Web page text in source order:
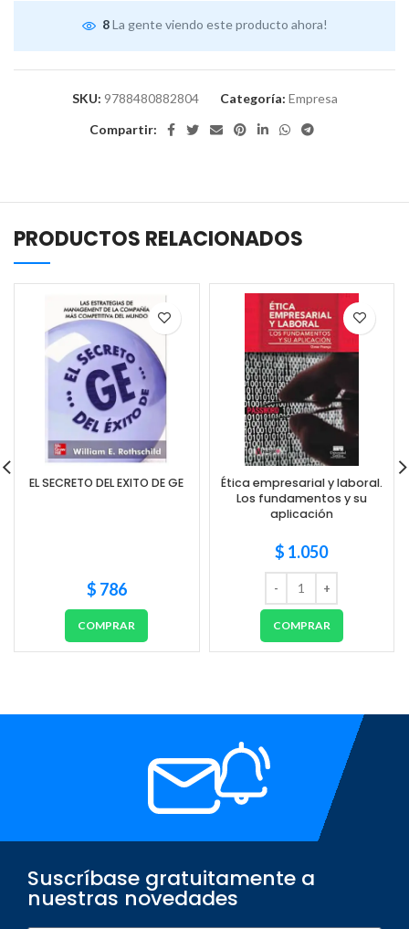
8 La gente viendo este producto ahora!
SKU: 9788480882804 Categoría: Empresa
Compartir:
PRODUCTOS RELACIONADOS
EL SECRETO DEL EXITO DE GE
$ 786
COMPRAR
Ética empresarial y laboral.
Los fundamentos y su
aplicación
$ 1.050
COMPRAR
Suscríbase gratuitamente a
nuestras novedades